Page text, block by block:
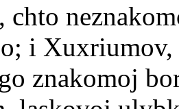
chto
i Xuxriumov,
znakomoj